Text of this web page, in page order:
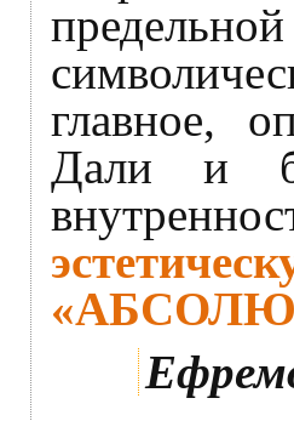
главное,
Дали и